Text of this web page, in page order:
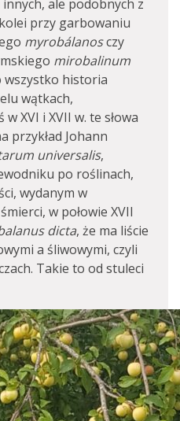
ale podobnych z
przy garbowaniu
myrobálanosczy
mirobalinum
wszystko historia
wątkach,
XVI i XVII w. te słowa
przykład Johann
universalis,
po roślinach,
wydanym w
w połowie XVII
dicta, że ma liście
a śliwowymi, czyli
Takie to od stuleci